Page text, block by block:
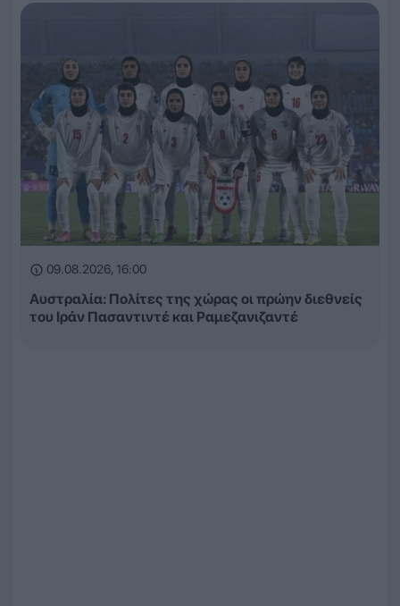
09.08.2026, 16:00
Αυστραλία: Πολίτες της χώρας οι πρώην διεθνείς
του Ιράν Πασαντιντέ και Ραμεζανιζαντέ